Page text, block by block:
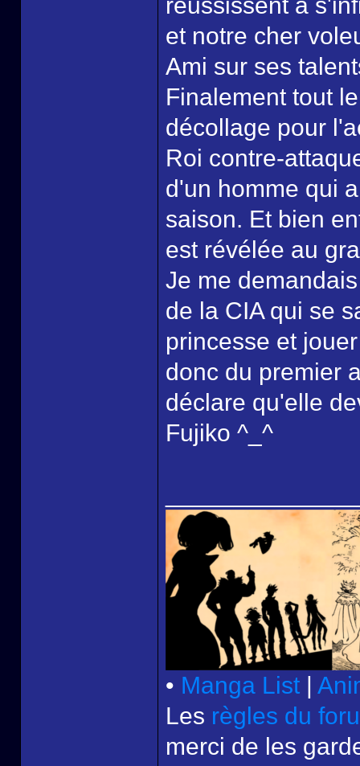
et notre cher
Ami sur ses
Finalement tout
décollage pour
Roi contre-
d'un homme qui
saison. Et bien
est révélée au
Je me
de la CIA qui se
princesse et
donc du premier
déclare qu'elle
Fujiko ^_^
• Manga List |
Les règles du
merci de les